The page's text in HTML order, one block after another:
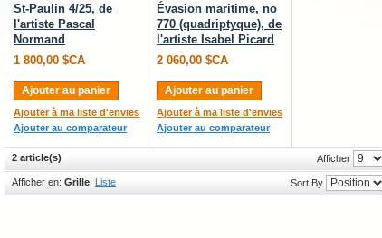
St-Paulin 4/25, de
l'artiste Pascal
Normand
1 800,00 $CA
Ajouter au panier
Ajouter à ma liste d'envies
Ajouter au comparateur
Évasion maritime, no
770 (quadriptyque), de
l'artiste Isabel Picard
2 060,00 $CA
Ajouter au panier
Ajouter à ma liste d'envies
Ajouter au comparateur
2 article(s) Afficher
Afficher en: Grille Liste Sort By